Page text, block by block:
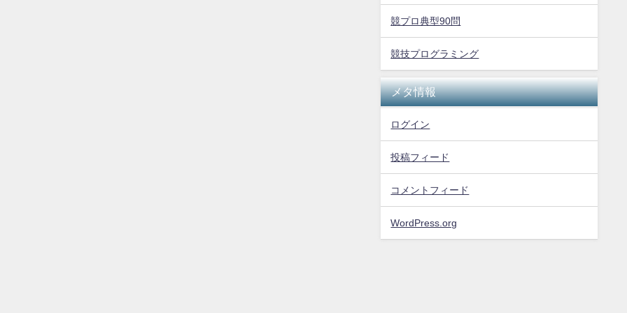
競プロ典型90問
競技プログラミング
メタ情報
ログイン
投稿フィード
コメントフィード
WordPress.org